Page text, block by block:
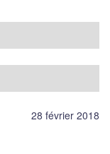
28 février 2018